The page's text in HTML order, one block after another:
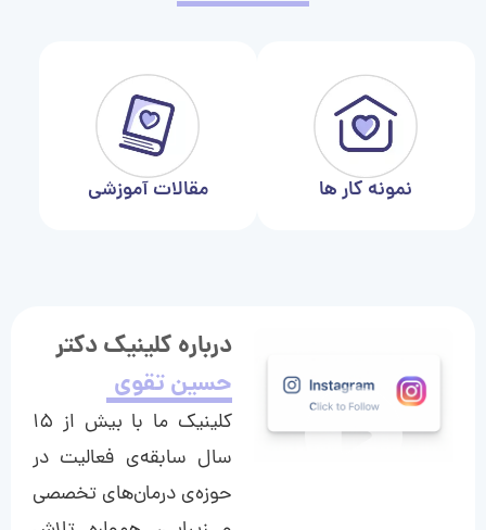
نمونه کار ها مقالات آموزشی
درباره کلینیک دکتر
حسین تقوی
کلینیک ما با بیش از ۱۵
سال سابقه‌ی فعالیت در
حوزه‌ی درمان‌های تخصصی